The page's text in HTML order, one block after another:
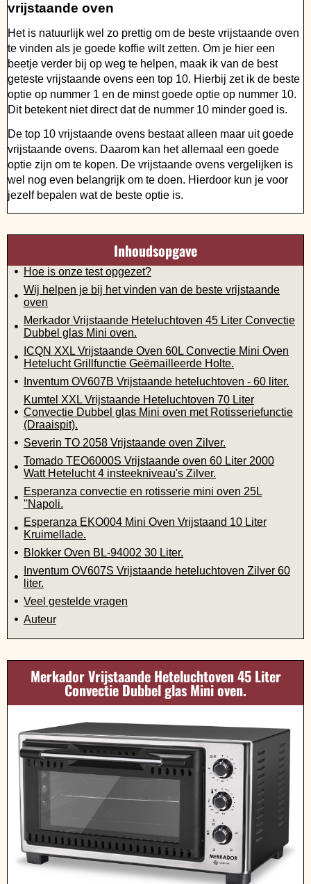
vrijstaande oven
Het is natuurlijk wel zo prettig om de beste vrijstaande oven
te vinden als je goede koffie wilt zetten. Om je hier een
beetje verder bij op weg te helpen, maak ik van de best
geteste vrijstaande ovens een top 10. Hierbij zet ik de beste
optie op nummer 1 en de minst goede optie op nummer 10.
Dit betekent niet direct dat de nummer 10 minder goed is.
De top 10 vrijstaande ovens bestaat alleen maar uit goede
vrijstaande ovens. Daarom kan het allemaal een goede
optie zijn om te kopen. De vrijstaande ovens vergelijken is
wel nog even belangrijk om te doen. Hierdoor kun je voor
jezelf bepalen wat de beste optie is.
Inhoudsopgave
Hoe is onze test opgezet?
Wij helpen je bij het vinden van de beste vrijstaande
oven
Merkador Vrijstaande Heteluchtoven 45 Liter Convectie
Dubbel glas Mini oven.
ICQN XXL Vrijstaande Oven 60L Convectie Mini Oven
Hetelucht Grillfunctie Geëmailleerde Holte.
Inventum OV607B Vrijstaande heteluchtoven - 60 liter.
Kumtel XXL Vrijstaande Heteluchtoven 70 Liter
Convectie Dubbel glas Mini oven met Rotisseriefunctie
(Draaispit).
Severin TO 2058 Vrijstaande oven Zilver.
Tomado TEO6000S Vrijstaande oven 60 Liter 2000
Watt Hetelucht 4 insteekniveau's Zilver.
Esperanza convectie en rotisserie mini oven 25L
''Napoli.
Esperanza EKO004 Mini Oven Vrijstaand 10 Liter
Kruimellade.
Blokker Oven BL-94002 30 Liter.
Inventum OV607S Vrijstaande heteluchtoven Zilver 60
liter.
Veel gestelde vragen
Auteur
Merkador Vrijstaande Heteluchtoven 45 Liter
Convectie Dubbel glas Mini oven.